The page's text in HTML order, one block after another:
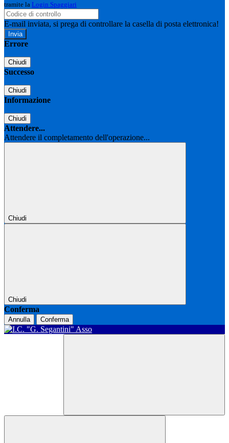
tramite la Login Spaggiari
E-mail inviata, si prega di controllare la casella di posta elettronica!
Errore
Chiudi
Successo
Chiudi
Informazione
Chiudi
Attendere...
Attendere il completamento dell'operazione...
Chiudi
Chiudi
Conferma
Annulla Conferma